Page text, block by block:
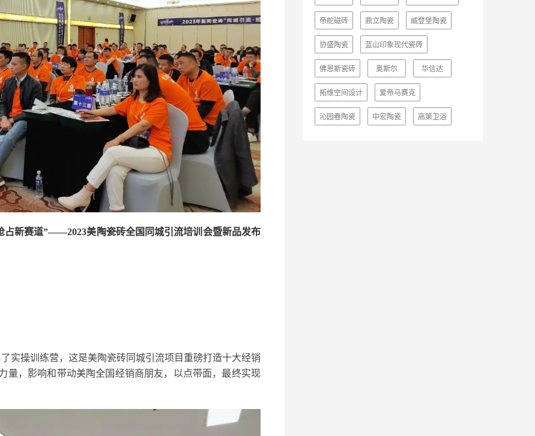
占新赛道”——2023美陶瓷砖全国同城引流培训会暨新品发布
实操训练营，这是美陶瓷砖同城引流项目重磅打造十大经销
量，影响和带动美陶全国经销商朋友，以点带面，最终实现
帝舵磁砖 鼎立陶瓷 威登堡陶瓷
协盛陶瓷 蓝山印象现代瓷砖
佛恩斯瓷砖 奥斯尔 华信达
拓维空间设计 爱帝马赛克
沁园春陶瓷 中宏陶瓷 高第卫浴